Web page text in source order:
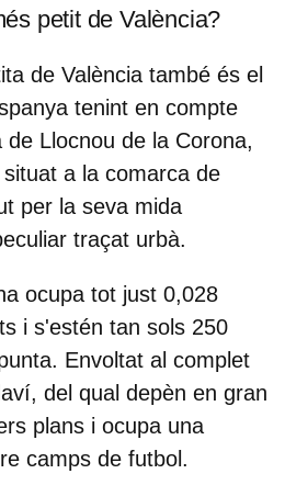
petit de València?
de València també és el
tenint en compte
de Llocnou de la Corona,
a la comarca de
per la seva mida
traçat urbà.
ocupa tot just 0,028
i s'estén tan sols 250
Envoltat al complet
del qual depèn en gran
plans i ocupa una
camps de futbol.